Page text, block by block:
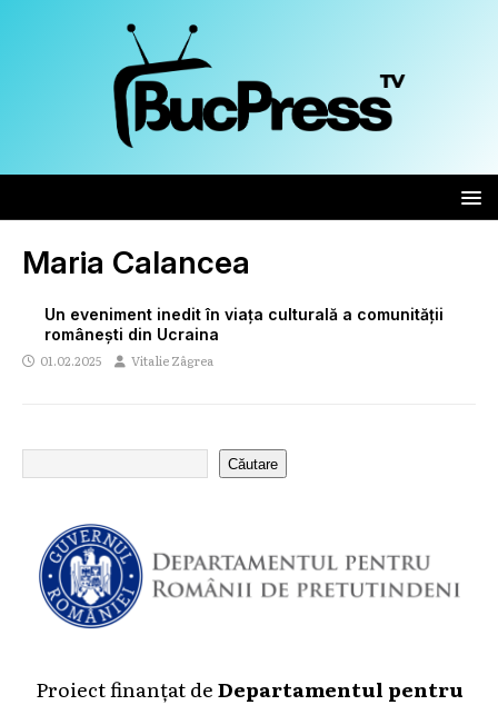
Maria Calancea
Un eveniment inedit în viața culturală a comunității
românești din Ucraina
01.02.2025 Vitalie Zâgrea
Căutare
Proiect finanțat deDepartamentul pentru